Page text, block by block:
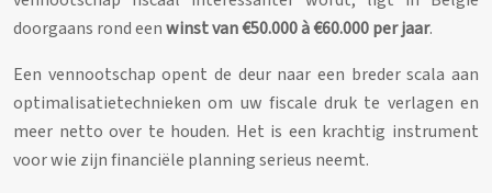
doorgaans rond eenwinst van €50.000 à €60.000 per jaar.
Een vennootschap opent de deur naar een breder scala aan
optimalisatietechnieken om uw fiscale druk te verlagen en
meer netto over te houden. Het is een krachtig instrument
voor wie zijn financiële planning serieus neemt.